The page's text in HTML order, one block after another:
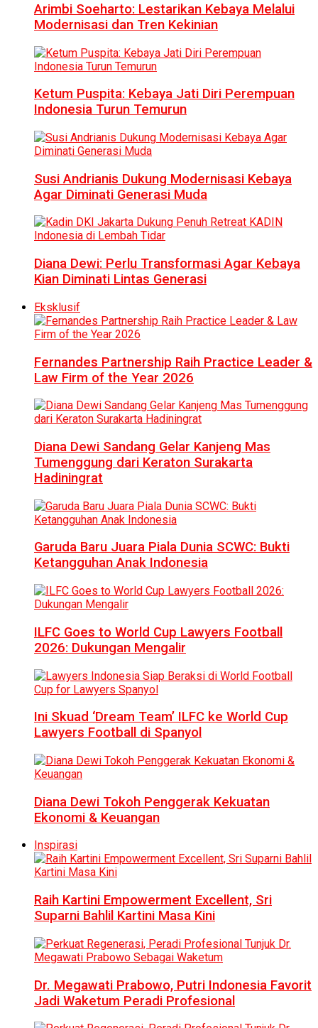
Arimbi Soeharto: Lestarikan Kebaya Melalui
Modernisasi dan Tren Kekinian
Ketum Puspita: Kebaya Jati Diri Perempuan
Indonesia Turun Temurun
Susi Andrianis Dukung Modernisasi Kebaya
Agar Diminati Generasi Muda
Diana Dewi: Perlu Transformasi Agar Kebaya
Kian Diminati Lintas Generasi
Eksklusif
Fernandes Partnership Raih Practice Leader &
Law Firm of the Year 2026
Diana Dewi Sandang Gelar Kanjeng Mas
Tumenggung dari Keraton Surakarta
Hadiningrat
Garuda Baru Juara Piala Dunia SCWC: Bukti
Ketangguhan Anak Indonesia
ILFC Goes to World Cup Lawyers Football
2026: Dukungan Mengalir
Ini Skuad ‘Dream Team’ ILFC ke World Cup
Lawyers Football di Spanyol
Diana Dewi Tokoh Penggerak Kekuatan
Ekonomi & Keuangan
Inspirasi
Raih Kartini Empowerment Excellent, Sri
Suparni Bahlil Kartini Masa Kini
Dr. Megawati Prabowo, Putri Indonesia Favorit
Jadi Waketum Peradi Profesional